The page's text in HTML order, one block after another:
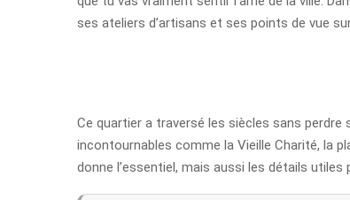
ses ateliers d’artisans et ses points de vue
Ce quartier a traversé les siècles sans
incontournables comme la Vieille Charité, la
donne l’essentiel, mais aussi les détails